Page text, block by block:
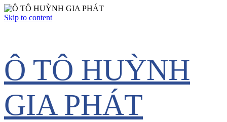
Skip to content
Ô TÔ HUỲNH
GIA PHÁT